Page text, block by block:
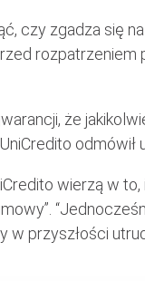
czy zgadza się
rozpatrzeniem
że
wierzą w
przyszłości